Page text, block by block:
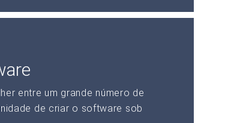
entre um grande número de
de criar o software sob